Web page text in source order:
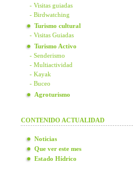
- Visitas guiadas
- Birdwatching
Turismo cultural
- Visitas Guiadas
Turismo Activo
- Senderismo
- Multiactividad
- Kayak
- Buceo
Agroturismo
CONTENIDO ACTUALIDAD
Noticias
Que ver este mes
Estado Hídrico